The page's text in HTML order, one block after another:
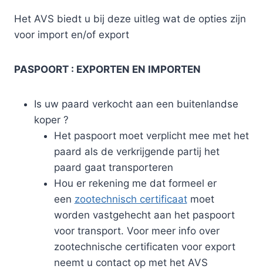
Het AVS biedt u bij deze uitleg wat de opties zijn
voor import en/of export
PASPOORT : EXPORTEN EN IMPORTEN
Is uw paard verkocht aan een buitenlandse
koper ?
​Het paspoort moet verplicht mee met het
paard als de verkrijgende partij het
paard gaat transporteren
Hou er rekening me dat formeel er
een zootechnisch certificaatmoet
worden vastgehecht aan het paspoort
voor transport. Voor meer info over
zootechnische certificaten voor export
neemt u contact op met het AVS